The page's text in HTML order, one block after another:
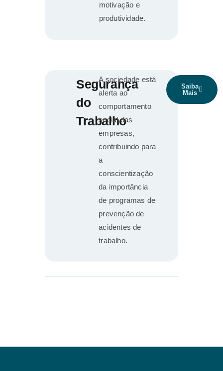
motivação e
produtividade.
Segurança
do
Trabalho
A sociedade está
alerta ao
comportamento
social das
empresas,
contribuindo para
a
conscientização
da importância
de programas de
prevenção de
acidentes de
trabalho.
Saiba
Mais